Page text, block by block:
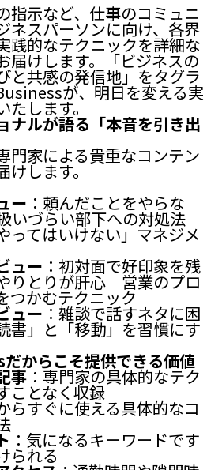
指示など、仕事のコミュニ
ネスパーソンに向け、各界
践的なテクニックを詳細な
届けします。「ビジネスの
と共感の発信地」をタグラ
が、明日を変える実
します。
ナルが語る「本音を引き出
門家による貴重なコンテン
します。
ー ：頼んだことをやらな
いづらい部下への対処法
ってはいけない」マネジメ
ュー ：初対面で好印象を残
りとりが肝心 営業のプロ
つかむテクニック
ュー ：雑談で話すネタに困
」と「移動」を習慣にす
からこそ提供できる価値
事 ：専門家の具体的なテク
ことなく収録
らすぐに使える具体的なコ
：気になるキーワードです
られる